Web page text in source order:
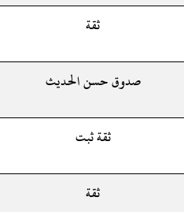
ثقة
صدوق حسن الحديث
ثقة ثبت
ثقة